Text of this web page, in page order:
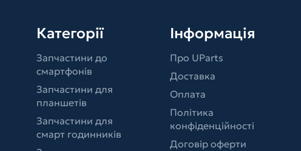
Категорії
Запчастини до
смартфонів
Запчастини для
планшетів
Запчастини для
смарт годинників
Інформація
Про UParts
Доставка
Оплата
Політика
конфіденційності
Договір оферти